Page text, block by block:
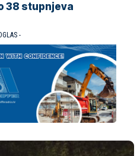
38 stupnjeva
-